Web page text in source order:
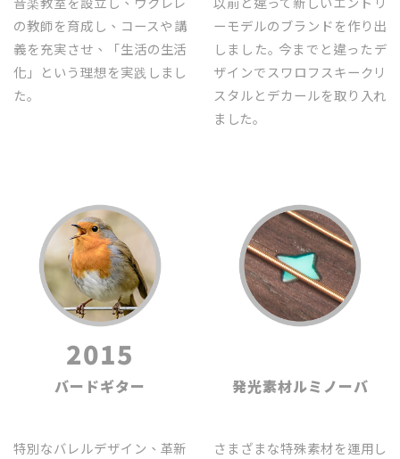
の教師を育成し、コースや講
義を充実させ、「生活の生活
化」という理想を実践しまし
た｡
ーモデルのブランドを作り出
しました｡ 今までと違ったデ
ザインでスワロフスキークリ
スタルとデカールを取り入れ
ました｡
2015
バードギター
特別なバレルデザイン、革新
発光素材ルミノーバ
さまざまな特殊素材を運用し